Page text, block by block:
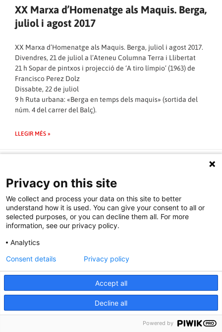
XX Marxa d’Homenatge als Maquis. Berga,
juliol i agost 2017
XX Marxa d’Homenatge als Maquis. Berga, juliol i agost 2017.
Divendres, 21 de juliol a l’Ateneu Columna Terra i Llibertat
21 h Sopar de pintxos i projecció de ‘A tiro límpio’ (1963) de
Francisco Perez Dolz
Dissabte, 22 de juliol
9 h Ruta urbana: «Berga en temps dels maquis» (sortida del
núm. 4 del carrer del Balç).
LLEGIR MÉS »
2 3 5
Privacy on this site
We collect and process your data on this site to better
understand how it is used. You can give your consent to all or
selected purposes, or you can decline them all. For more
information, see our privacy policy.
Analytics
Accept all
Decline all
Consent details Privacy policy
Powered by